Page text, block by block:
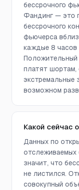
бессрочного
Фандинг — это
бессрочного
фьючерса
каждые 8
Положительный
платят шортам,
экстремальные
возможном
Какой сейчас
Данных по
значит, что
не листился.
совокупный